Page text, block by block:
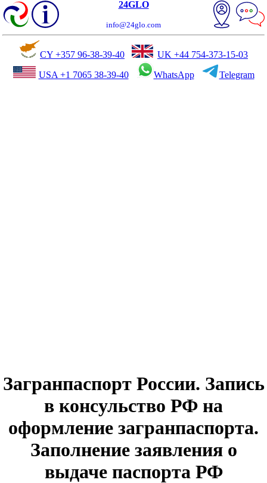
24GLO
info@24glo.com
CY +357 96-38-39-40
UK +44 754-373-15-03
USA +1 7065 38-39-40
WhatsApp Telegram
Загранпаспорт России. Запись
в консульство РФ на
оформление загранпаспорта.
Заполнение заявления о
выдаче паспорта РФ